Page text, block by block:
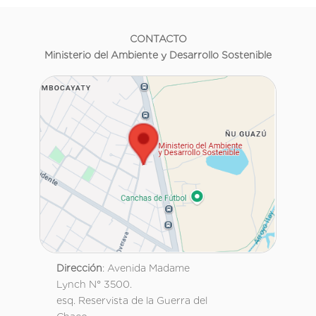
CONTACTO
Ministerio del Ambiente y Desarrollo Sostenible
Dirección: Avenida Madame
Lynch N° 3500.
esq. Reservista de la Guerra del